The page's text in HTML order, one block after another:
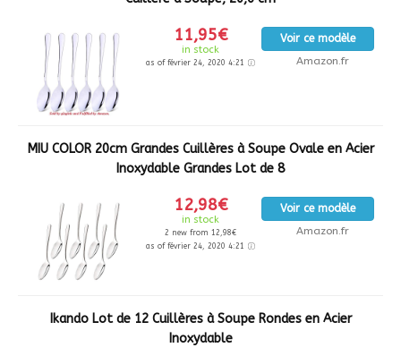
11,95€
in stock
as of février 24, 2020 4:21
Voir ce modèle
Amazon.fr
MIU COLOR 20cm Grandes Cuillères à Soupe Ovale en Acier
Inoxydable Grandes Lot de 8
12,98€
in stock
2 new from 12,98€
as of février 24, 2020 4:21
Voir ce modèle
Amazon.fr
Ikando Lot de 12 Cuillères à Soupe Rondes en Acier
Inoxydable